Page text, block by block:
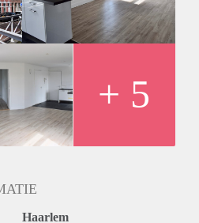
en koelkast met vriesvak.
wastafel, toilet en wasmachine
aan de achterzijde gelegen.
vergoeding voor gas, water,
;
opgeleverd;
van gunning.
+ 5
Haarlem